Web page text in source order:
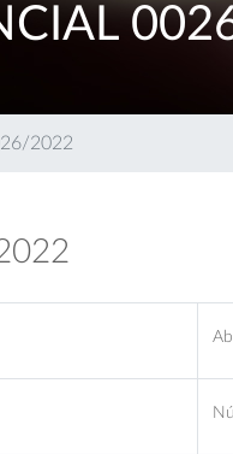
2022